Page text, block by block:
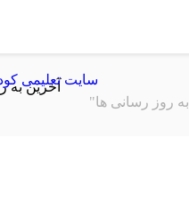
سایت تعلیمی
آخرین به
روز رسانی ها"